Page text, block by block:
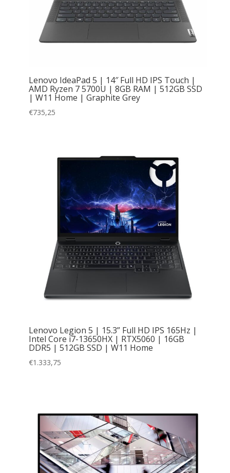
Lenovo IdeaPad 5 | 14″ Full HD IPS Touch |
AMD Ryzen 7 5700U | 8GB RAM | 512GB SSD
| W11 Home | Graphite Grey
€735,25
Lenovo Legion 5 | 15.3” Full HD IPS 165Hz |
Intel Core i7-13650HX | RTX5060 | 16GB
DDR5 | 512GB SSD | W11 Home
€1.333,75